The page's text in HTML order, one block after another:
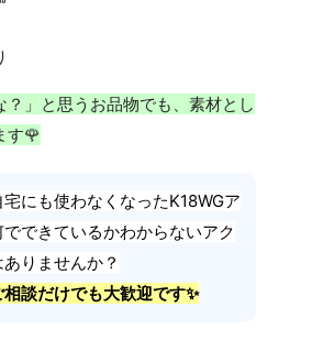
？」と思うお品物でも、素材とし
す🌹
にも使わなくなったK18WGア
できているかわからないアク
りませんか？
談だけでも大歓迎です✨